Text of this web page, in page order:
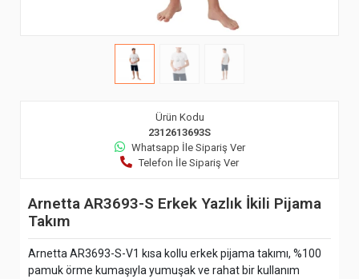
Ürün Kodu
2312613693S
Whatsapp İle Sipariş Ver
Telefon İle Sipariş Ver
Arnetta AR3693-S Erkek Yazlık İkili Pijama
Takım
Arnetta AR3693-S-V1 kısa kollu erkek pijama takımı, %100
pamuk örme kumaşıyla yumuşak ve rahat bir kullanım